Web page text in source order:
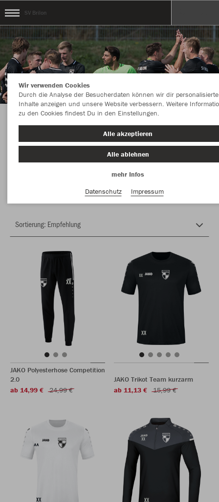
SV Brilon
SV BRILON KOLLEKTION YOUR STYLE FOR
BRILON
Farbe
JAKO Polyesterhose Competition
2.0
ab 14,99 €
24,99 €
JAKO Trikot Team kurzarm
ab 11,13 €
15,99 €
Wir verwenden Cookies
Durch die Analyse der Besucherdaten können wir dir personalisierte
Inhalte anzeigen und unsere Website verbessern. Weitere
zu den Cookies findest Du in den Einstellungen.
Alle akzeptieren
Alle ablehnen
mehr Infos
Datenschutz
Impressum